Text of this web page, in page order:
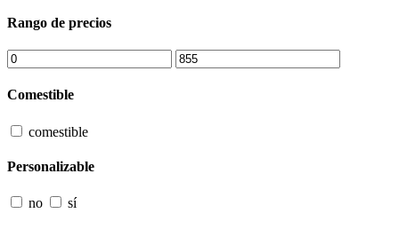
Rango de precios
Comestible
comestible
Personalizable
no sí